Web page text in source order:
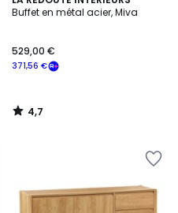
Buffet en métal acier, Miva
371,56 €
529,00 €
/ 5
4,7
/